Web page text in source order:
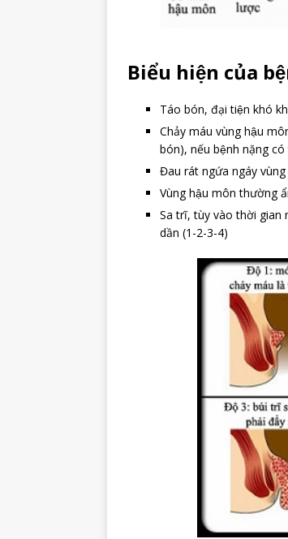
Biểu hiện của
Táo bón, đại tiện khó
Chảy máu vùng hậu
bón), nếu bệnh nặng
Đau rát ngứa ngáy
Vùng hậu môn thường
Sa trĩ, tùy vào thời gian
dần (1-2-3-4)